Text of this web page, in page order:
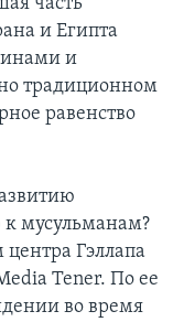
и Египта
и
традиционном
равенство
мусульманам?
центра Гэллапа
Tener. По ее
во время